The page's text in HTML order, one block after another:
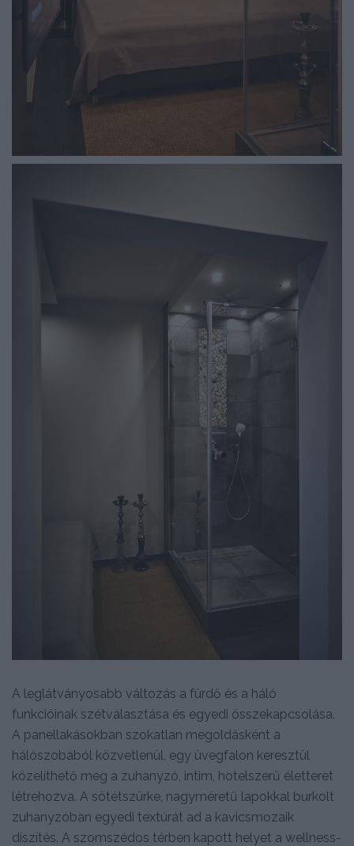
A leglátványosabb változás a fürdő és a háló
funkcióinak szétválasztása és egyedi összekapcsolása.
A panellakásokban szokatlan megoldásként a
hálószobából közvetlenül, egy üvegfalon keresztül
közelíthető meg a zuhanyzó, intim, hotelszerű életteret
létrehozva. A sötétszürke, nagyméretű lapokkal burkolt
zuhanyzóban egyedi textúrát ad a kavicsmozaik
díszítés. A szomszédos térben kapott helyet a wellness-